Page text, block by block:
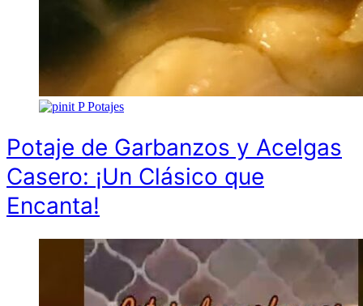
P Potajes
Potaje de Garbanzos y Acelgas
Casero: ¡Un Clásico que
Encanta!